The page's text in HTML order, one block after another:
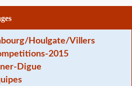
Houlgate/Villers
2015
Digue